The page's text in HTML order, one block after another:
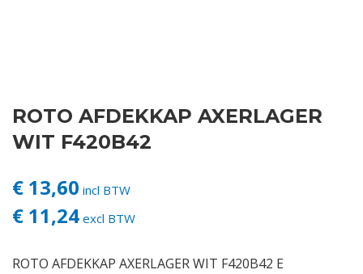
Login
ROTO AFDEKKAP AXERLAGER
WIT F420B42
€ 13,60 incl BTW
€ 11,24 excl BTW
ROTO AFDEKKAP AXERLAGER WIT F420B42 E